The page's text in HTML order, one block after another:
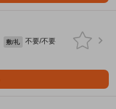
敷/礼
不要/不要